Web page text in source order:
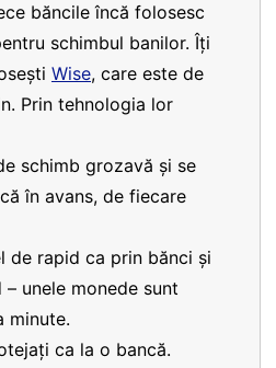
băncile încă folosesc
schimbul banilor. Îți
Wise, care este de
Prin tehnologia lor
schimb grozavă și se
în avans, de fiecare
de rapid ca prin bănci și
unele monede sunt
minute.
ca la o bancă.